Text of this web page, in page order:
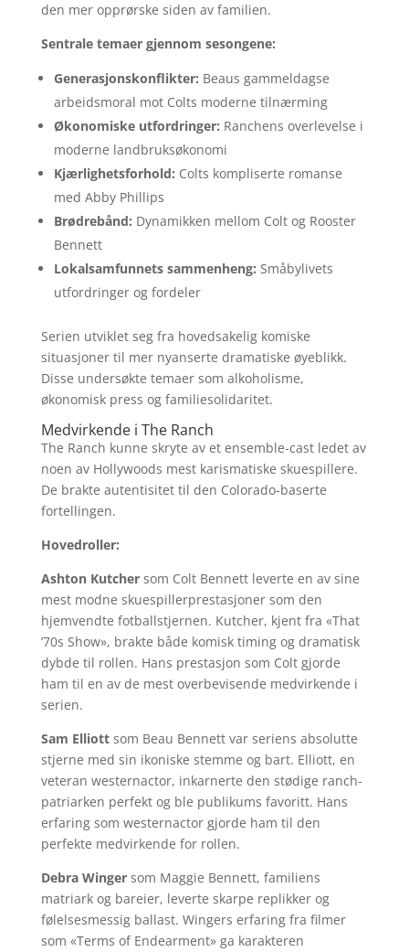
den mer opprørske siden av familien.
Sentrale temaer gjennom sesongene:
Generasjonskonflikter: Beaus gammeldagse
arbeidsmoral mot Colts moderne tilnærming
Økonomiske utfordringer: Ranchens overlevelse i
moderne landbruksøkonomi
Kjærlighetsforhold: Colts kompliserte romanse
med Abby Phillips
Brødrebånd: Dynamikken mellom Colt og Rooster
Bennett
Lokalsamfunnets sammenheng: Småbylivets
utfordringer og fordeler
Serien utviklet seg fra hovedsakelig komiske
situasjoner til mer nyanserte dramatiske øyeblikk.
Disse undersøkte temaer som alkoholisme,
økonomisk press og familiesolidaritet.
Medvirkende i The Ranch
The Ranch kunne skryte av et ensemble-cast ledet av
noen av Hollywoods mest karismatiske skuespillere.
De brakte autentisitet til den Colorado-baserte
fortellingen.
Hovedroller:
Ashton Kutchersom Colt Bennett leverte en av sine
mest modne skuespillerprestasjoner som den
hjemvendte fotballstjernen. Kutcher, kjent fra «That
’70s Show», brakte både komisk timing og dramatisk
dybde til rollen. Hans prestasjon som Colt gjorde
ham til en av de mest overbevisende medvirkende i
serien.
Sam Elliottsom Beau Bennett var seriens absolutte
stjerne med sin ikoniske stemme og bart. Elliott, en
veteran westernactor, inkarnerte den stødige ranch-
patriarken perfekt og ble publikums favoritt. Hans
erfaring som westernactor gjorde ham til den
perfekte medvirkende for rollen.
Debra Wingersom Maggie Bennett, familiens
matriark og bareier, leverte skarpe replikker og
følelsesmessig ballast. Wingers erfaring fra filmer
som «Terms of Endearment» ga karakteren